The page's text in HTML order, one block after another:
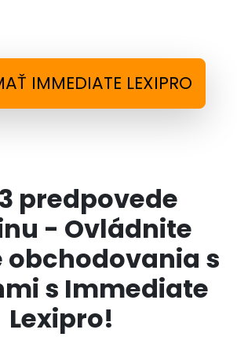
IMMEDIATE LEXIPRO
predpovede
- Ovládnite
obchodovania s
s Immediate
Lexipro!